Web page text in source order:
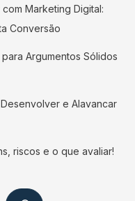
Marketing Digital:
Conversão
Argumentos Sólidos
e Alavancar
riscos e o que avaliar!